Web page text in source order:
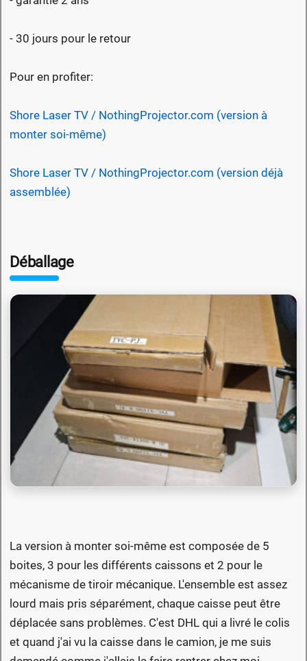
- 30 jours pour le retour
Pour en profiter:
Shore Laser TV / NothingProjector.com (version à
monter soi-même)
Shore Laser TV / NothingProjector.com (version déjà
assemblée)
Déballage
La version à monter soi-même est composée de 5
boites, 3 pour les différents caissons et 2 pour le
mécanisme de tiroir mécanique. L'ensemble est assez
lourd mais pris séparément, chaque caisse peut être
déplacée sans problèmes. C'est DHL qui a livré le colis
et quand j'ai vu la caisse dans le camion, je me suis